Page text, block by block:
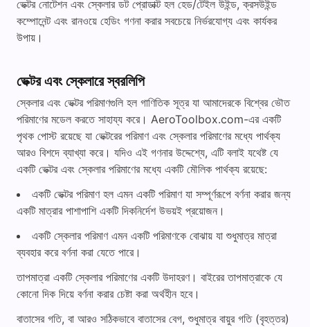
ভেক্টর নোটেশন এবং স্কেলার ডট প্রোডাক্ট হল হেড/টেইল উইন্ড, ক্রসউইন্ড
কম্পোনেন্ট এবং রানওয়ে হেডিং গণনা করার সবচেয়ে নির্ভরযোগ্য এবং কার্যকর
উপায়।
ভেক্টর এবং স্কেলারে স্বরলিপি
স্কেলার এবং ভেক্টর পরিমাণগুলি হল গাণিতিক সূত্র যা আমাদেরকে বিশ্বের ভৌত
পরিমাণের মডেল করতে সাহায্য করে। AeroToolbox.com-এর একটি
পৃথক পোস্ট রয়েছে যা ভেক্টরের পরিমাণ এবং স্কেলার পরিমাণের মধ্যে পার্থক্য
আরও বিশদে ব্যাখ্যা করে। যদিও এই গণনার উদ্দেশ্যে, এটি বলাই যথেষ্ট যে
একটি ভেক্টর এবং স্কেলার পরিমাণের মধ্যে একটি মৌলিক পার্থক্য রয়েছে:
একটি ভেক্টর পরিমাণ হল এমন একটি পরিমাণ যা সম্পূর্ণরূপে বর্ণনা করার জন্য
একটি মাত্রার পাশাপাশি একটি দিকনির্দেশ উভয়ই প্রয়োজন।
একটি স্কেলার পরিমাণ এমন একটি পরিমাণকে বোঝায় যা শুধুমাত্র মাত্রা
ব্যবহার করে বর্ণনা করা যেতে পারে।
তাপমাত্রা একটি স্কেলার পরিমাণের একটি উদাহরণ। বাইরের তাপমাত্রাকে যে
কোনো দিক দিয়ে বর্ণনা করার চেষ্টা করা অর্থহীন হবে।
বাতাসের গতি, বা আরও সঠিকভাবে বাতাসের বেগ, শুধুমাত্র বায়ুর গতি (বৃহত্তর)